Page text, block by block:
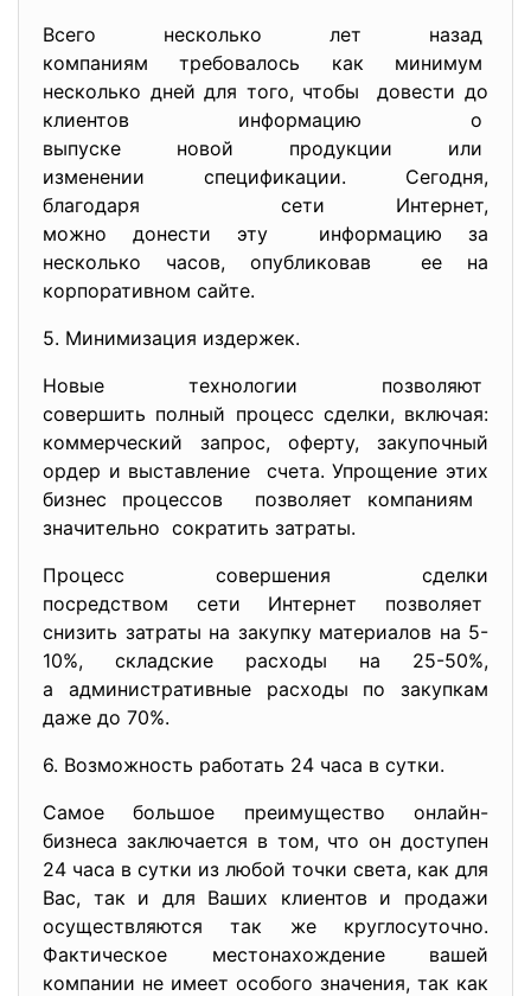
Всего несколько лет назад
компаниям требовалось как минимум
несколько дней для того, чтобы довести до
клиентов информацию о
выпуске новой продукции или
изменении спецификации. Сегодня,
благодаря сети Интернет,
можно донести эту информацию за
несколько часов, опубликовав ее на
корпоративном сайте.
5. Минимизация издержек.
Новые технологии позволяют
совершить полный процесс сделки, включая:
коммерческий запрос, оферту, закупочный
ордер и выставление счета. Упрощение этих
бизнес процессов позволяет компаниям
значительно сократить затраты.
Процесс совершения сделки
посредством сети Интернет позволяет
снизить затраты на закупку материалов на 5-
10%, складские расходы на 25-50%,
а административные расходы по закупкам
даже до 70%.
6. Возможность работать 24 часа в сутки.
Самое большое преимущество онлайн-
бизнеса заключается в том, что он доступен
24 часа в сутки из любой точки света, как для
Вас, так и для Ваших клиентов и продажи
осуществляются так же круглосуточно.
Фактическое местонахождение вашей
компании не имеет особого значения, так как